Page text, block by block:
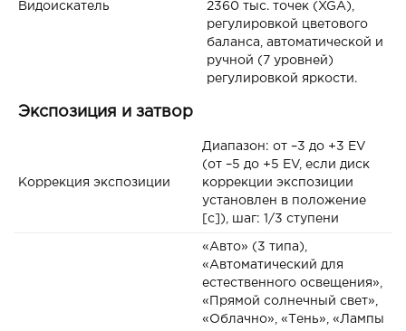
Видоискатель
2360 тыс. точек (XGA),
регулировкой цветового
баланса, автоматической и
ручной (7 уровней)
регулировкой яркости.
Экспозиция и затвор
Коррекция экспозиции
Диапазон: от –3 до +3 EV
(от –5 до +5 EV, если диск
коррекции экспозиции
установлен в положение
[c]), шаг: 1/3 ступени
«Авто» (3 типа),
«Автоматический для
естественного освещения»,
«Прямой солнечный свет»,
«Облачно», «Тень», «Лампы